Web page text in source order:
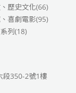
歷史文化(66)
喜劇電影(95)
列(18)
段350-2號1樓